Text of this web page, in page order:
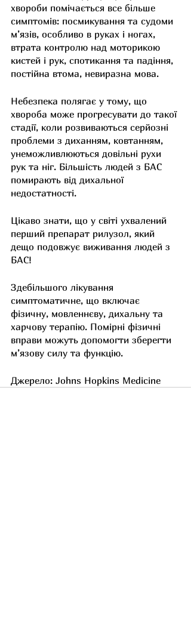
хвороби помічається все більше
симптомів: посмикування та судоми
м’язів, особливо в руках і ногах,
втрата контролю над моторикою
кистей і рук, спотикання та падіння,
постійна втома, невиразна мова.
Небезпека полягає у тому, що
хвороба може прогресувати до такої
стадії, коли розвиваються серйозні
проблеми з диханням, ковтанням,
унеможливлюються довільні рухи
рук та ніг. Більшість людей з БАС
помирають від дихальної
недостатності.
Цікаво знати, що у світі ухвалений
перший препарат рилузол, який
дещо подовжує виживання людей з
БАС!
Здебільшого лікування
симптоматичне, що включає
фізичну, мовленнєву, дихальну та
харчову терапію. Помірні фізичні
вправи можуть допомогти зберегти
м’язову силу та функцію.
Джерело: Johns Hopkins Medicine